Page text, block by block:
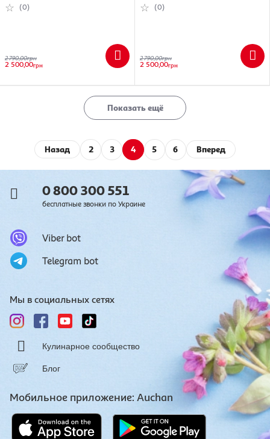
(0)
2 790,00грн
2 500,00грн
(0)
2 790,00грн
2 500,00грн
Показать ещё
Назад 2 3 4 5 6 Вперед
0 800 300 551
бесплатные звонки по Украине
Viber bot
Telegram bot
Мы в социальных сетях
Кулинарное сообщество
Блог
Мобильное приложение: Auchan